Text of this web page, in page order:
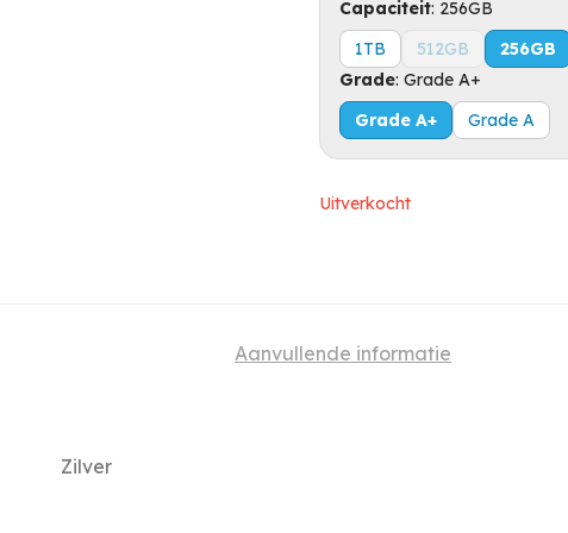
Capaciteit: 256GB
1TB
512GB 256GB
Grade: Grade A+
Grade A+
Grade A
Uitverkocht
Aanvullende informatie
Zilver